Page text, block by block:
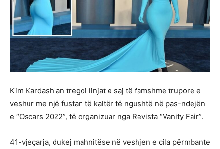
Kim Kardashian tregoi linjat e saj të famshme trupore e
veshur me një fustan të kaltër të ngushtë në pas-ndejën
e “Oscars 2022”, të organizuar nga Revista “Vanity Fair”.
41-vjeçarja, dukej mahnitëse në veshjen e cila përmbante